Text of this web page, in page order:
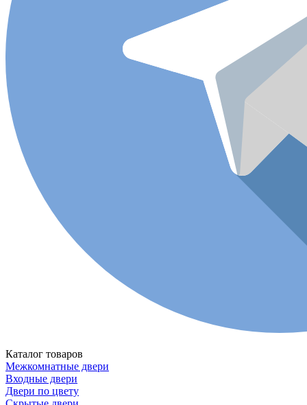
Каталог товаров
Межкомнатные двери
Входные двери
Двери по цвету